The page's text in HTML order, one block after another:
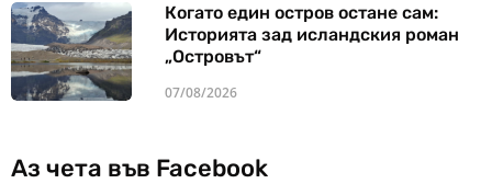
Когато един остров остане сам:
Историята зад исландския роман
„Островът“
07/08/2026
Аз чета във Facebook